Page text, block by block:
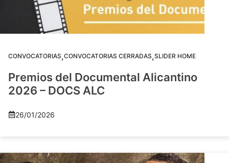
CONVOCATORIAS,CONVOCATORIAS CERRADAS,SLIDER HOME
Premios del Documental Alicantino
2026 – DOCS ALC
26/01/2026